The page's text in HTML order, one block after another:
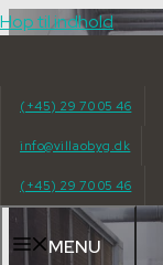
Hop til indhold
(+45) 29 70 05 46
info@villaobyg.dk
(+45) 29 70 05 46
MENU